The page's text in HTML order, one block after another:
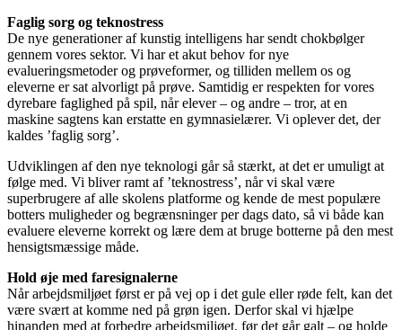
Faglig sorg og teknostress
De nye generationer af kunstig intelligens har sendt chokbølger
gennem vores sektor. Vi har et akut behov for nye
evalueringsmetoder og prøveformer, og tilliden mellem os og
eleverne er sat alvorligt på prøve. Samtidig er respekten for vores
dyrebare faglighed på spil, når elever – og andre – tror, at en
maskine sagtens kan erstatte en gymnasielærer. Vi oplever det, der
kaldes ’faglig sorg’.
Udviklingen af den nye teknologi går så stærkt, at det er umuligt at
følge med. Vi bliver ramt af ’teknostress’, når vi skal være
superbrugere af alle skolens platforme og kende de mest populære
botters muligheder og begrænsninger per dags dato, så vi både kan
evaluere eleverne korrekt og lære dem at bruge botterne på den mest
hensigtsmæssige måde.
Hold øje med faresignalerne
Når arbejdsmiljøet først er på vej op i det gule eller røde felt, kan det
være svært at komme ned på grøn igen. Derfor skal vi hjælpe
hinanden med at forbedre arbejdsmiljøet, før det går galt – og holde